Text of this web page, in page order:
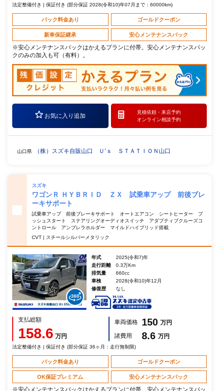
法定整備付き | 保証付き (部分保証 2028(令和10)年07月まで：60000km)
パック料金あり ゴールドクーポン
新車保証継承 安心メンテナンスパック
※安心メンテナンスパックはかえるプランに付帯。安心メンテナンスパッ
クのみの加入も可（有料）。
お気に入り追加
見積依頼・ 来店予約
オンライン相談予約
山口県 （株）スズキ自販山口 Ｕ’ｓ ＳＴＡＴＩＯＮ山口
スズキ
ワゴンＲ ＨＹＢＲＩＤ ＺＸ 試乗車アップ 前後ブレ
ーキサポート
試乗車アップ 前後ブレーキサポート オートエアコン シートヒーター プ
ッシュスタート ステアリングオーディオスイッチ アダプティブクルーズコ
ントロール アンブレラホルダー マイルドハイブリッド搭載
CVT | スチールシルバーメタリック
年式
2025(令和7)年
走行距離
0.3万Km
排気量
660cc
車検
2028(令和10)年12月
修復歴
なし
支払総額
158.6 万円
車両価格 150 万円
諸費用
8.6 万円
法定整備付き | 保証付き (部分保証 36ヶ月：走行無制限)
パック料金あり ゴールドクーポン
OK保証プレミアム 安心メンテナンスパック
※安心メンテナンスパックはかえるプランに付帯。安心メンテナンスパッ